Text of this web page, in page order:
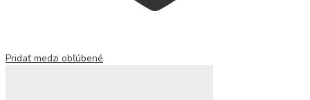
Pridať medzi obľúbené